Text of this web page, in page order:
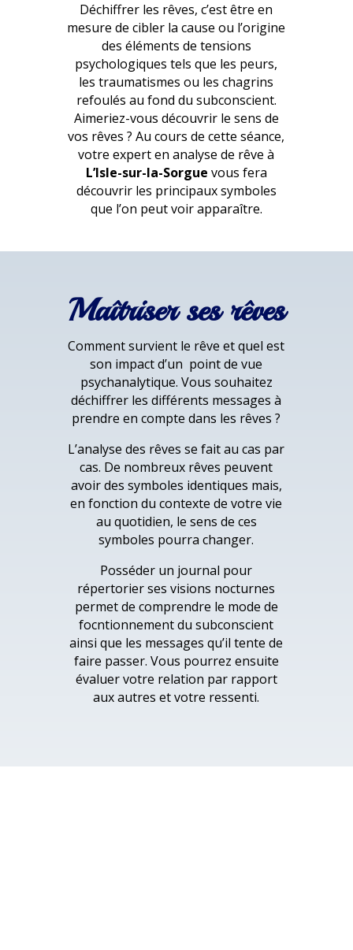
Déchiffrer les rêves, c’est être en
mesure de cibler la cause ou l’origine
des éléments de tensions
psychologiques tels que les peurs,
les traumatismes ou les chagrins
refoulés au fond du subconscient.
Aimeriez-vous découvrir le sens de
vos rêves ? Au cours de cette séance,
votre expert en analyse de rêve à
L’Isle-sur-la-Sorgue vous fera
découvrir les principaux symboles
que l’on peut voir apparaître.
Maîtriser ses rêves
Comment survient le rêve et quel est
son impact d’un point de vue
psychanalytique. Vous souhaitez
déchiffrer les différents messages à
prendre en compte dans les rêves ?
L’analyse des rêves se fait au cas par
cas. De nombreux rêves peuvent
avoir des symboles identiques mais,
en fonction du contexte de votre vie
au quotidien, le sens de ces
symboles pourra changer.
Posséder un journal pour
répertorier ses visions nocturnes
permet de comprendre le mode de
focntionnement du subconscient
ainsi que les messages qu’il tente de
faire passer. Vous pourrez ensuite
évaluer votre relation par rapport
aux autres et votre ressenti.